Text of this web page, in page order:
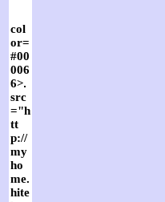
col
or=
#00
006
6>
src
="h
tt
p://
my
ho
me.
hite